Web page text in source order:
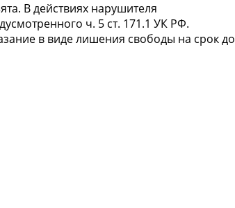
В действиях нарушителя
ч. 5 ст. 171.1 УК РФ.
в виде лишения свободы на срок до